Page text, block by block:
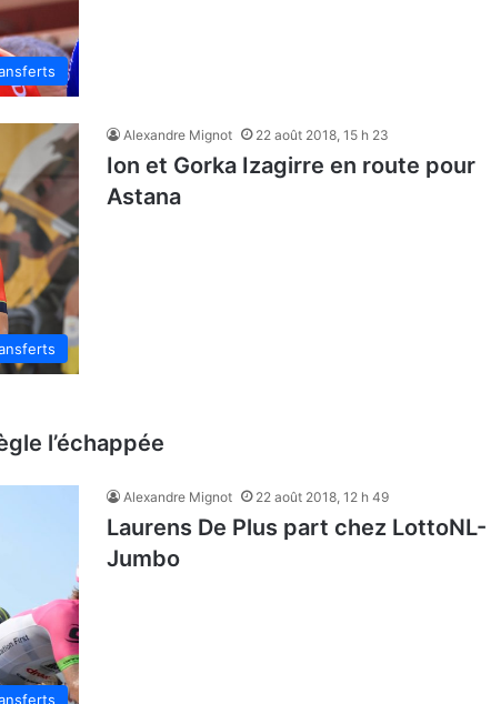
Alexandre Mignot 22 août 2018, 15 h 23
Ion et Gorka Izagirre en route pour
Astana
l’échappée
Alexandre Mignot 22 août 2018, 12 h 49
Laurens De Plus part chez LottoNL-
Jumbo